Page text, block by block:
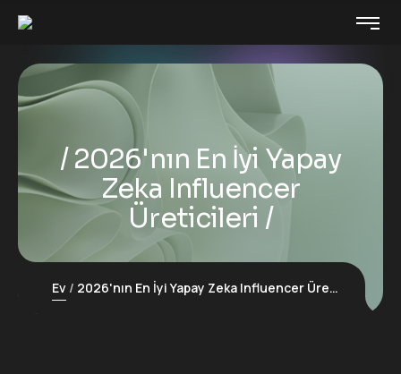
2026'nın En İyi Yapay
Zeka Influencer
Üreticileri
Ev 2026'nın En İyi Yapay Zeka Influencer Üreticileri